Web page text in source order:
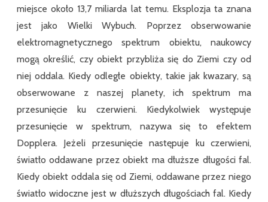
miejsce około 13,7 miliarda lat temu. Eksplozja ta znana
jest jako Wielki Wybuch. Poprzez obserwowanie
elektromagnetycznego spektrum obiektu, naukowcy
mogą określić, czy obiekt przybliża się do Ziemi czy od
niej oddala. Kiedy odległe obiekty, takie jak kwazary, są
obserwowane z naszej planety, ich spektrum ma
przesunięcie ku czerwieni. Kiedykolwiek występuje
przesunięcie w spektrum, nazywa się to efektem
Dopplera. Jeżeli przesunięcie następuje ku czerwieni,
światło oddawane przez obiekt ma dłuższe długości fal.
Kiedy obiekt oddala się od Ziemi, oddawane przez niego
światło widoczne jest w dłuższych długościach fal. Kiedy